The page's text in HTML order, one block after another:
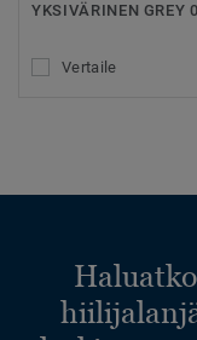
YKSIVÄRINEN GREY
Vertaile